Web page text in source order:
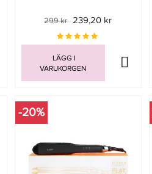
299 kr 239,20 kr
LÄGG I
VARUKORGEN
-20%